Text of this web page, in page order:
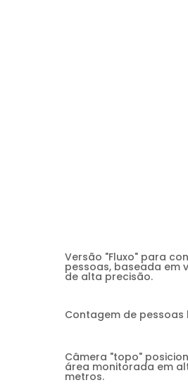
Versão "Fluxo" para
pessoas, baseada em
de alta precisão.
Contagem de pessoas
Câmera "topo"
área monitorada em
metros.